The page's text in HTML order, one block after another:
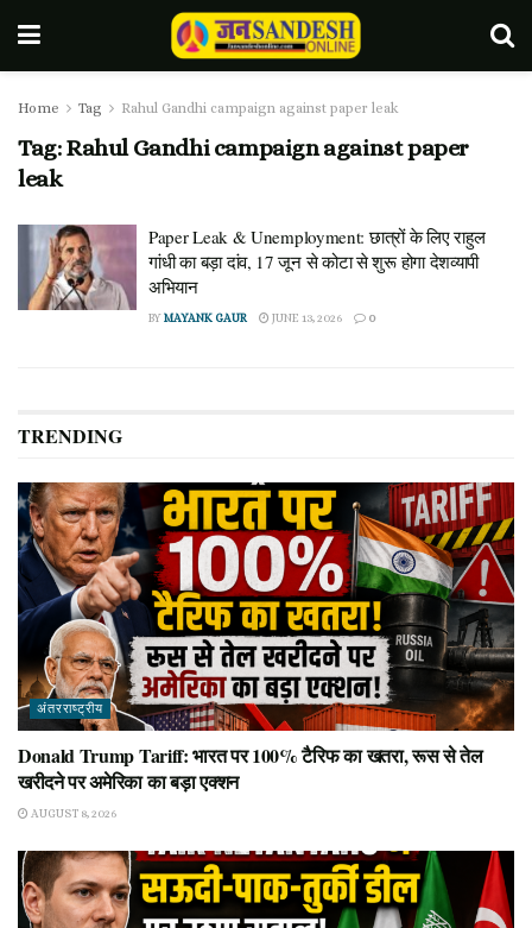
Home Tag Rahul Gandhi campaign against paper leak
Tag:Rahul Gandhi campaign against paper
leak
Paper Leak & Unemployment: छात्रों के लिए राहुल
गांधी का बड़ा दांव, 17 जून से कोटा से शुरू होगा देशव्यापी
अभियान
BYMAYANK GAUR JUNE 13, 2026 0
TRENDING
अंतरराष्ट्रीय
Donald Trump Tariff: भारत पर 100% टैरिफ का खतरा, रूस से तेल
खरीदने पर अमेरिका का बड़ा एक्शन
AUGUST 8, 2026